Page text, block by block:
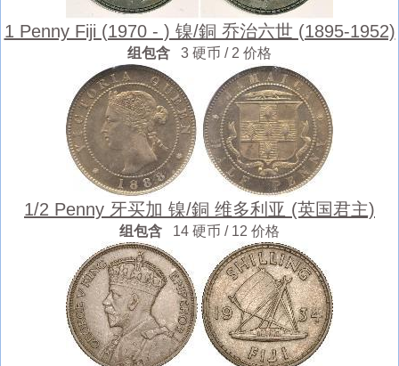
1 Penny Fiji (1970 - ) 镍/銅 乔治六世 (1895-1952)
组包含 3 硬币 / 2 价格
1/2 Penny 牙买加 镍/銅 维多利亚 (英国君主)
组包含 14 硬币 / 12 价格